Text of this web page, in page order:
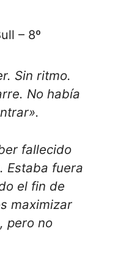
– 8º
Sin ritmo.
No había
fallecido
Estaba fuera
el fin de
maximizar
pero no